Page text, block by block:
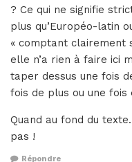
? Ce qui ne signifie
plus qu’Européo-latin
« comptant clairement
elle n’a rien à faire ici
taper dessus une fois
fois de plus ou une fois
Quand au fond du
pas !
Répondre